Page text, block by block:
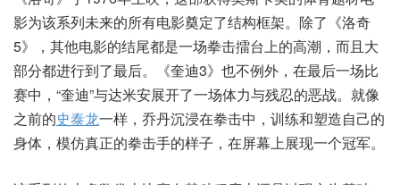
影为该系列未来的所有电影奠定了结构框架。除了《洛奇
5》，其他电影的结尾都是一场拳击擂台上的高潮，而且大
部分都进行到了最后。《奎迪3》也不例外，在最后一场比
赛中，“奎迪”与达米安展开了一场体力与残忍的恶战。就像
之前的史泰龙一样，乔丹沉浸在拳击中，训练和塑造自己的
身体，模仿真正的拳击手的样子，在屏幕上展现一个冠军。